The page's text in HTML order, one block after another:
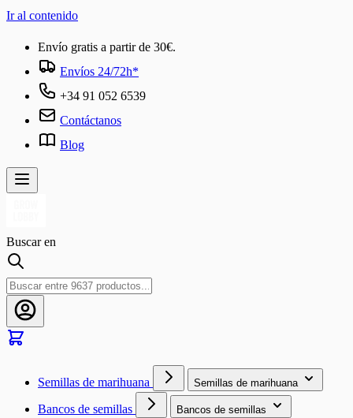
Ir al contenido
Envío gratis a partir de 30€.
Envíos 24/72h*
+34 91 052 6539
Contáctanos
Blog
Buscar en
Semillas de marihuana Semillas de marihuana
Bancos de semillas Bancos de semillas